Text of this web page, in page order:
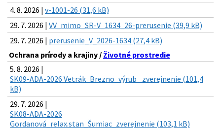
4. 8. 2026 | v-1001-26 (31,6 kB)
29. 7. 2026 | VV_mimo_SR-V_1634_26-prerusenie (39,9 kB)
29. 7. 2026 | prerusenie_V_2026-1634 (27,4 kB)
Ochrana prírody a krajiny / Životné prostredie
5. 8. 2026 |
SK09-ADA-2026 Vetrák_Brezno_výrub _zverejnenie (101,4
kB)
29. 7. 2026 |
SK08-ADA-2026
Gordanová_relax.stan_Šumiac_zverejnenie (103,1 kB)